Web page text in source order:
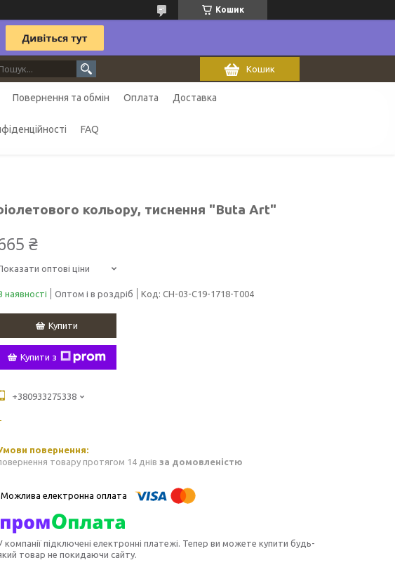
Кошик
Кошик
Повернення та обмін Оплата Доставка
FAQ
кольору, тиснення "Buta Art"
₴
оптові ціни
наявності Оптом і в роздріб Код: CH-03-C19-1718-T004
Купити
Купити з
+380933275338
товару протягом 14 днів за домовленістю
компанії підключені електронні платежі. Тепер ви можете купити будь-
товар не покидаючи сайту.